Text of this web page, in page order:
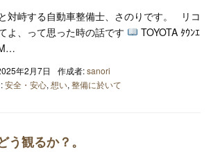
対峙する自動車整備士、さのりです。 リコ
よ、って思った時の話です
TOYOTA ﾀｳﾝｴ
年2月7日 作成者:sanori
安全・安心, 想い, 整備に於いて
う観るか？。